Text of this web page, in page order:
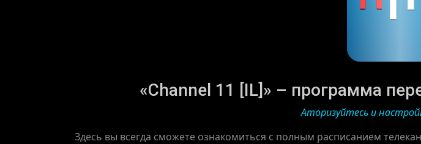
«Channel 11 [IL]» – программа
Аторизуйтесь и
Здесь вы всегда сможете ознакомиться с полным расписанием